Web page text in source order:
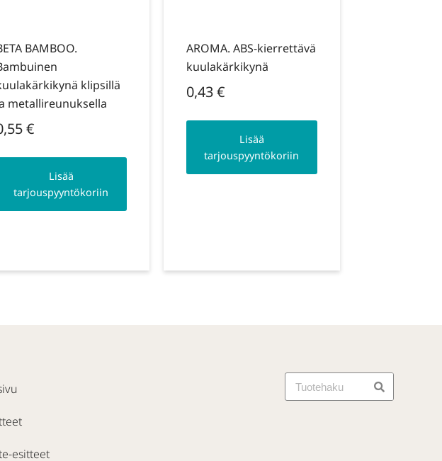
BAMBOO.
klipsillä
metallireunuksella
€
Lisää
tarjouspyyntökoriin
AROMA. ABS-kierrettävä
kuulakärkikynä
0,43€
Lisää
tarjouspyyntökoriin
esitteet